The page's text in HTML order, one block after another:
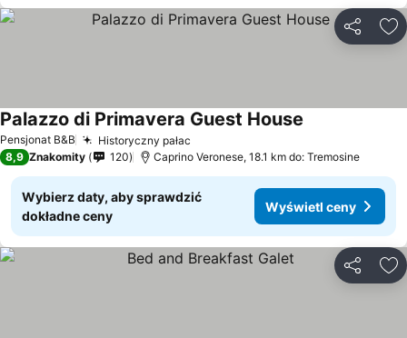
Pensjonat B&B Historyczny pałac
Palazzo di Primavera Guest House
8,9 Znakomity 120 Caprino Veronese, 18.1 km do: Tremosine
Wybierz daty, aby sprawdzić
dokładne ceny
Wyświetl ceny